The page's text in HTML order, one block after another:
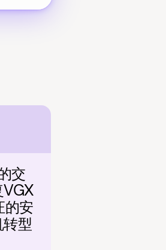
交
的安
型